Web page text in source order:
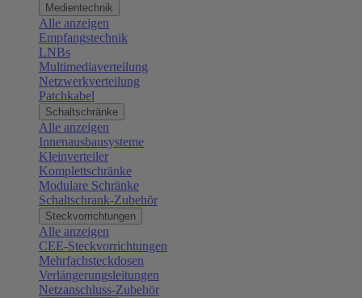
Medientechnik
Alle anzeigen
Empfangstechnik
LNBs
Multimediaverteilung
Netzwerkverteilung
Patchkabel
Schaltschränke
Alle anzeigen
Innenausbausysteme
Kleinverteiler
Komplettschränke
Modulare Schränke
Schaltschrank-Zubehör
Steckvorrichtungen
Alle anzeigen
CEE-Steckvorrichtungen
Mehrfachsteckdosen
Verlängerungsleitungen
Netzanschluss-Zubehör